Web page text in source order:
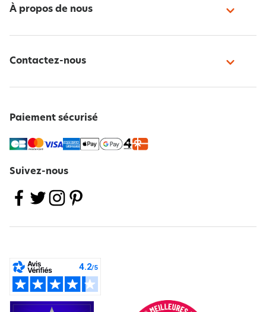
À propos de nous
Contactez-nous
Paiement sécurisé
Suivez-nous